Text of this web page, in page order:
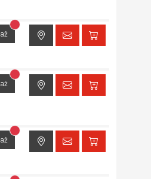
Brak dostępu do lokalizacji
Brak dostępu do lokalizacji
Brak dostępu do lokalizacji